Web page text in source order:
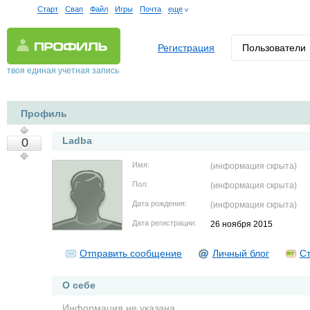
Старт Свап Файл Игры Почта еще
твоя единая учетная запись
Регистрация Пользователи
Профиль
0 Ladba
Имя: (информация скрыта)
Пол: (информация скрыта)
Дата рождения: (информация скрыта)
Дата регистрации: 26 ноября 2015
Отправить сообщение Личный блог
О себе